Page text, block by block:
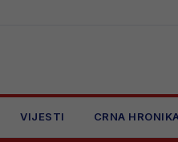
VIJESTI CRNA